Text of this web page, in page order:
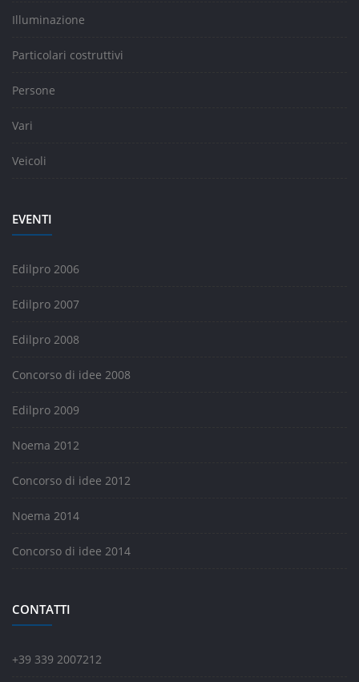
Illuminazione
Particolari costruttivi
Persone
Vari
Veicoli
EVENTI
Edilpro 2006
Edilpro 2007
Edilpro 2008
Concorso di idee 2008
Edilpro 2009
Noema 2012
Concorso di idee 2012
Noema 2014
Concorso di idee 2014
CONTATTI
+39 339 2007212